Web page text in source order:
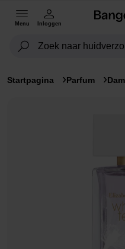
Menu Inloggen
Startpagina Parfum